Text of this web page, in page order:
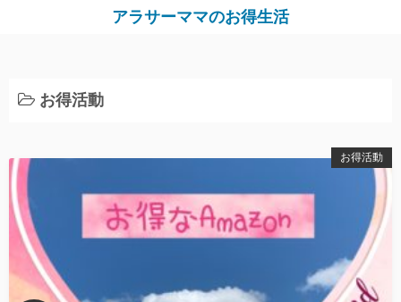
キ
ッ
アラサーママのお得生活
お得活動
お得活動